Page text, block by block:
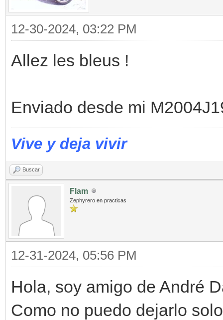
12-30-2024, 03:22 PM
Allez les bleus !
Enviado desde mi
Vive y deja vivir
Buscar
Flam
Zephyrero en practicas
12-31-2024, 05:56 PM
Hola, soy amigo de André
Como no puedo dejarlo